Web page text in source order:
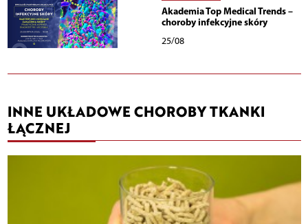
Akademia Top Medical Trends –
choroby infekcyjne skóry
25/08
INNE UKŁADOWE CHOROBY TKANKI
ŁĄCZNEJ